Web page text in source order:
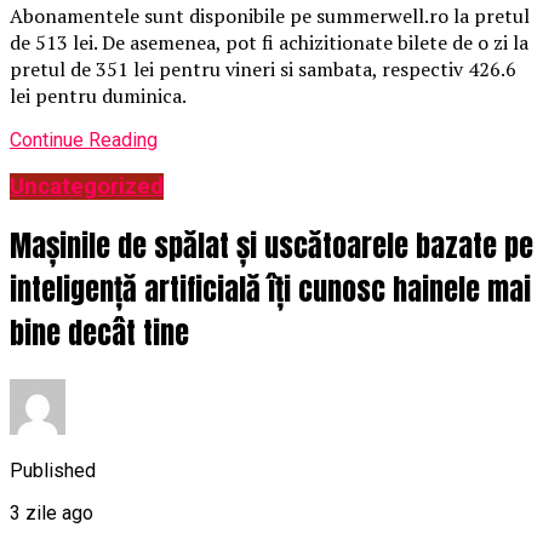
Abonamentele sunt disponibile pe summerwell.ro la pretul
de 513 lei. De asemenea, pot fi achizitionate bilete de o zi la
pretul de 351 lei pentru vineri si sambata, respectiv 426.6
lei pentru duminica.
Continue Reading
Uncategorized
Mașinile de spălat și uscătoarele bazate pe
inteligență artificială îți cunosc hainele mai
bine decât tine
Published
3 zile ago